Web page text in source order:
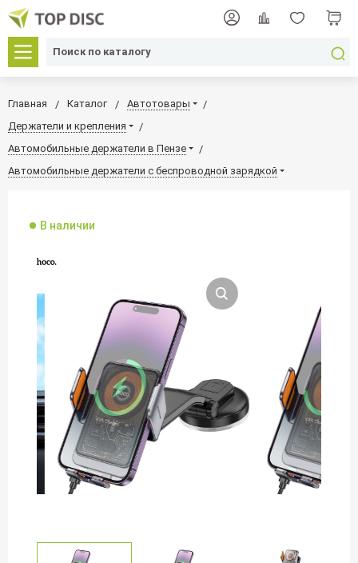
Главная Каталог
Автотовары
Держатели и крепления
Автомобильные держатели в Пензе
Автомобильные держатели с беспроводной зарядкой
В наличии